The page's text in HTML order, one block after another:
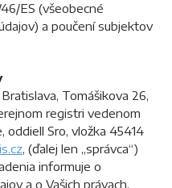
ES (všeobecné
a poučení subjektov
Tomášikova 26,
registri vedenom
oddiell Sro, vložka 45414
, (ďalej len „správca“)
informuje o
a o Vašich právach.